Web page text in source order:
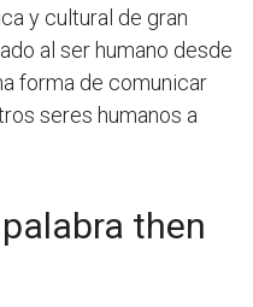
y cultural de gran
al ser humano desde
forma de comunicar
seres humanos a
then